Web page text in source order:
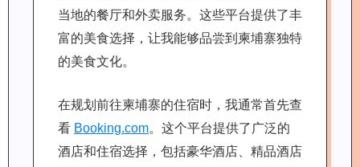
当地的餐厅和外卖服务。这些平台提供了丰
富的美食选择，让我能够品尝到柬埔寨独特
的美食文化。
在规划前往柬埔寨的住宿时，我通常首先查
看 Booking.com。这个平台提供了广泛的
酒店和住宿选择，包括豪华酒店、精品酒店